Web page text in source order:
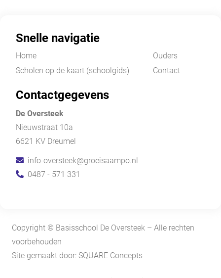
Snelle navigatie
Home
Scholen op de kaart (schoolgids)
Ouders
Contact
Contactgegevens
De Oversteek
Nieuwstraat 10a
6621 KV Dreumel
info-oversteek@groeisaampo.nl
0487 - 571 331
Copyright © Basisschool De Oversteek – Alle rechten
voorbehouden
Site gemaakt door: SQUARE Concepts